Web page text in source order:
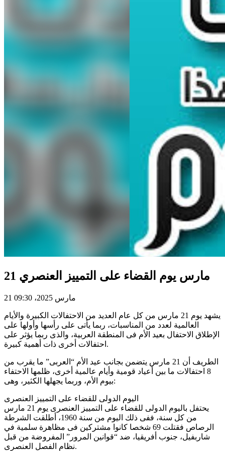
21 مارس يوم القضاء على التمييز العنصري
21 مارس 2025، 09:30
يشهد يوم 21 مارس من كل عام العديد من الاحتفالات الكبيرة والأيام
العالمية لعدد من المناسبات، ربما يأتى على رأسها وأولها على
الإطلاق الاحتفال بعيد الأم فى المنطقة العربية، والذى ربما يؤثر على
احتفالات أخرى ذات أهمية كبيرة.
الطريف أن 21 مارس يتضمن بجانب عيد الأم “العربى” ما يقرب من
8 احتفالات ما بين أعياد قومية وأيام عالمية أخرى، ظلمها الاحتفاء
بيوم الأم، وربما يجهلها الكثير، وهى:
اليوم الدولى للقضاء على التمييز العنصرى
يحتفل باليوم الدولى للقضاء على التمييز العنصرى يوم 21 مارس
من كل سنة، ففى ذلك اليوم من سنة 1960، أطلقت الشرطة
الرصاص فقتلت 69 شخصا كانوا مشتركين فى مظاهرة سلمية في
شاربفيل، جنوب أفريقيا، ضد “قوانين المرور” المفروضة من قبل
نظام الفصل العنصرى.